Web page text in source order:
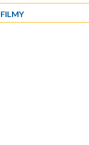
FILMY